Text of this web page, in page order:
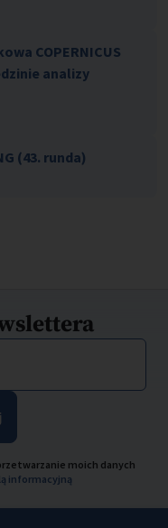
COPERNICUS
analizy
(43. runda)
moich danych
informacyjną